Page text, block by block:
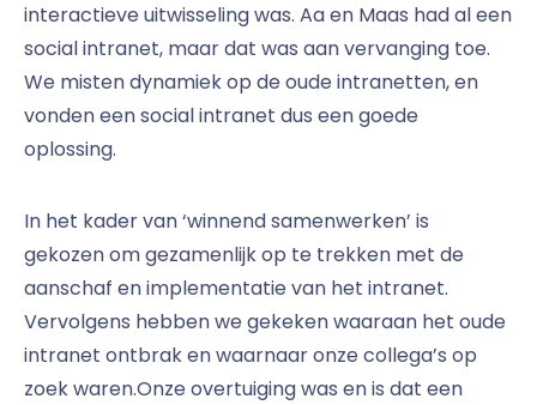
interactieve uitwisseling was. Aa en Maas had al een
social intranet, maar dat was aan vervanging toe.
We misten dynamiek op de oude intranetten, en
vonden een social intranet dus een goede
oplossing.
In het kader van ‘winnend samenwerken’ is
gekozen om gezamenlijk op te trekken met de
aanschaf en implementatie van het intranet.
Vervolgens hebben we gekeken waaraan het oude
intranet ontbrak en waarnaar onze collega’s op
zoek waren.Onze overtuiging was en is dat een